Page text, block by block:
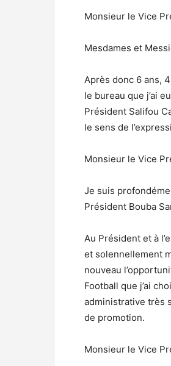
Monsieur le Vice
Mesdames et
Après donc 6 ans,
le bureau que j’ai
Président Salifou
le sens de
Monsieur le Vice
Je suis
Président Bouba
Au Président et à
et solennellement
nouveau
Football que j’ai
administrative très
de promotion.
Monsieur le Vice